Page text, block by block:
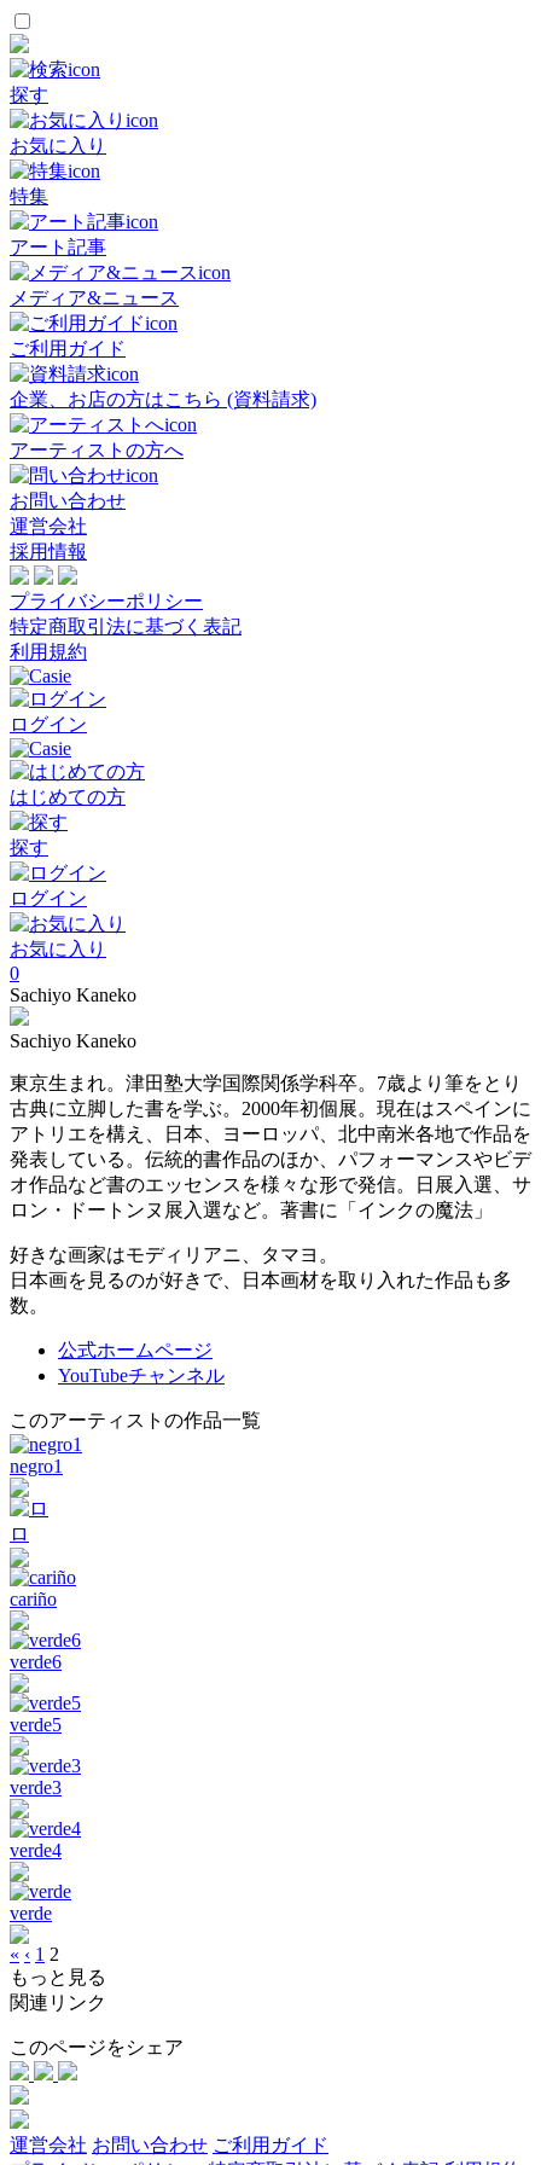
探す
お気に入り
特集
アート記事
メディア&ニュース
ご利用ガイド
企業、お店の方はこちら (資料請求)
アーティストの方へ
お問い合わせ
運営会社
採用情報
プライバシーポリシー
特定商取引法に基づく表記
利用規約
ログイン
はじめての方
探す
ログイン
お気に入り
0
Sachiyo Kaneko
Sachiyo Kaneko
東京生まれ。津田塾大学国際関係学科卒。7歳より筆をとり
古典に立脚した書を学ぶ。2000年初個展。現在はスペインに
アトリエを構え、日本、ヨーロッパ、北中南米各地で作品を
発表している。伝統的書作品のほか、パフォーマンスやビデ
オ作品など書のエッセンスを様々な形で発信。日展入選、サ
ロン・ドートンヌ展入選など。著書に「インクの魔法」
好きな画家はモディリアニ、タマヨ。
日本画を見るのが好きで、日本画材を取り入れた作品も多
数。
公式ホームページ
YouTubeチャンネル
このアーティストの作品一覧
negro1
ロ
cariño
verde6
verde5
verde3
verde4
verde
« ‹ 1 2
もっと見る
関連リンク
このページをシェア
運営会社 お問い合わせ ご利用ガイド